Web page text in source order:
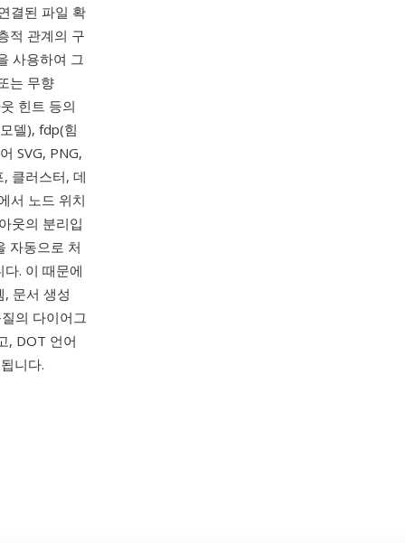
결된 파일 확
적 관계의 구
사용하여 그
는 무향
힌트 등의
델), fdp(힘
SVG, PNG,
클러스터, 데
서 노드 위치
웃의 분리입
자동으로 처
. 이 때문에
문서 생성
의 다이어그
, DOT 언어
니다.